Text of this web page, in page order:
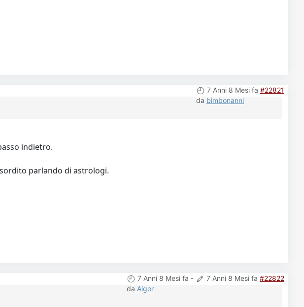
7 Anni 8 Mesi fa #22821
da bimbonanni
indietro.
parlando di astrologi.
7 Anni 8 Mesi fa - 7 Anni 8 Mesi fa #22822
da Aigor